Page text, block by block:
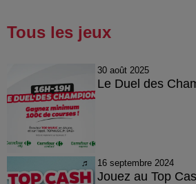
Tous les jeux
30 août 2025
Le Duel des
16 septembre 2024
Jouez au Top